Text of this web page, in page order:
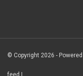
© Copyright 2026 -
feed |